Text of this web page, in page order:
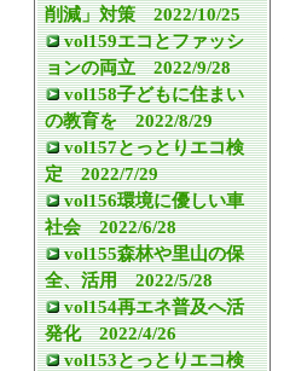
削減」対策 2022/10/25
vol159エコとファッシ
ョンの両立 2022/9/28
vol158子どもに住まい
の教育を 2022/8/29
vol157とっとりエコ検
定 2022/7/29
vol156環境に優しい車
社会 2022/6/28
vol155森林や里山の保
全、活用 2022/5/28
vol154再エネ普及へ活
発化 2022/4/26
vol153とっとりエコ検